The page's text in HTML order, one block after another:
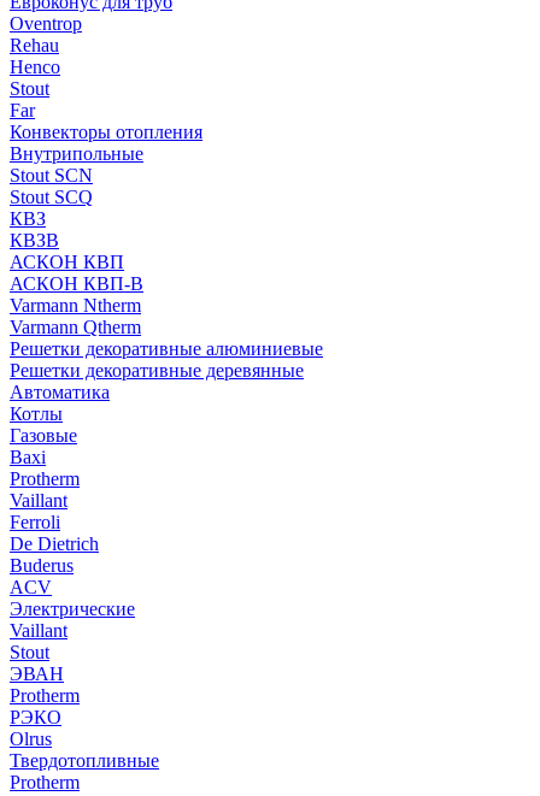
Oventrop
Rehau
Henco
Stout
Far
Конвекторы отопления
Внутрипольные
Stout SCN
Stout SCQ
КВЗ
КВЗВ
АСКОН КВП
АСКОН КВП-В
Varmann Ntherm
Varmann Qtherm
Решетки декоративные алюминиевые
Решетки декоративные деревянные
Автоматика
Котлы
Газовые
Baxi
Protherm
Vaillant
Ferroli
De Dietrich
Buderus
ACV
Электрические
Vaillant
Stout
ЭВАН
Protherm
РЭКО
Olrus
Твердотопливные
Protherm